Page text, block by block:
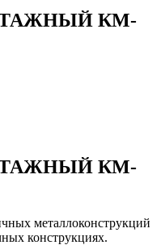
КМ-
КМ-
металлоконструкций
конструкциях.